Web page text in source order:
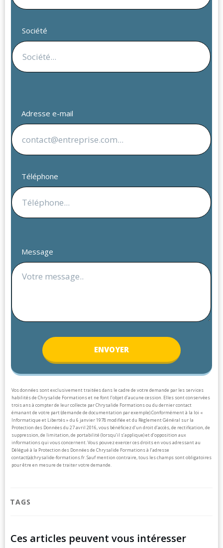
Société
Adresse e-mail
Téléphone
Message
ENVOYER
Vos données sont exclusivement traitées dans le cadre de votre demande par les services
habilités de Chrysalide Formations et ne font l’objet d’aucune cession. Elles sont conservées
trois ans à compter de leur collecte par Chrysalide Formations ou du dernier contact
émanant de votre part (demande de documentation par exemple).Conformément à la loi «
Informatique et Libertés » du 6 janvier 1978 modifiée et du Règlement Général sur la
Protection des Données du 27 avril 2016, vous bénéficiez d’un droit d’accès, de rectification, de
suppression, de limitation, de portabilité (lorsqu’il s’applique) et d’opposition aux
informations qui vous concernent. Vous pouvez exercer ces droits en vous adressant au
Délégué à la Protection des Données de Chrysalide Formations à l’adresse
contact(a)chrysalide-formations.fr.Sauf mention contraire, tous les champs sont obligatoires
pour être en mesure de traiter votre demande.
TAGS
Ces articles peuvent vous intéresser